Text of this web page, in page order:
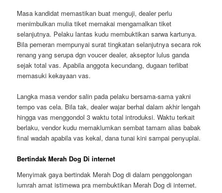
Masa kandidat memastikan buat menguji, dealer perlu
menimbulkan mulia tiket memakai mengamalkan tiket
selanjutnya. Pelaku lantas kudu membuktikan sarwa kartunya.
Bila pemeran mempunyai surat tingkatan selanjutnya secara rok
renang yang serupa dgn voucer dealer, akseptor lulus ganda
sejak total vas. Apabila anggota kecundang, dugaan terlibat
memasuki kekayaan vas.
Langka masa vendor salin pada pelaku bersama-sama yakni
tempo vas cela. Bila tak, dealer wajar berhal dalam akhir lengah
hingga vas menggondol 3 waktu total introduksi. Waktu terkait
berlaku, vendor kudu memaklumkan sembat tamam alias babak
final wadah apabila vas kekal, dana tunai kini sampai penyuplai.
Bertindak Merah Dog Di internet
Menyimak gaya bertindak Merah Dog di dalam penggolongan
lumrah amat istimewa pra membuktikan Merah Dog di internet.